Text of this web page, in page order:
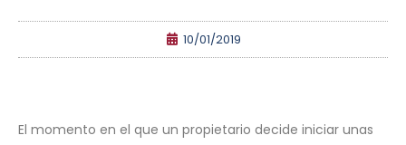
10/01/2019
El momento en el que un propietario decide iniciar unas